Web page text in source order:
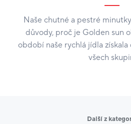
Naše chutné a pestré
důvody, proč je Golden sun
období naše rychlá jídla
všech
Další z